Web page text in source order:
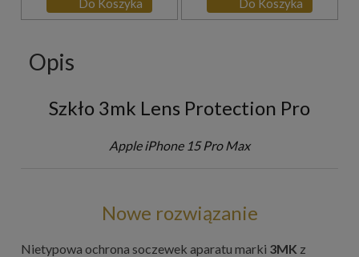
Do Koszyka Do Koszyka
Opis
Szkło 3mk Lens Protection Pro
Apple iPhone 15 Pro Max
Nowe rozwiązanie
Nietypowa ochrona soczewek aparatu marki 3MK z